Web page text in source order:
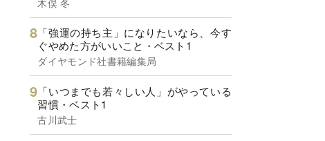
「強運の持ち主」になりたいなら、今す
ぐやめた方がいいこと・ベスト1
ダイヤモンド社書籍編集局
「いつまでも若々しい人」がやっている
習慣・ベスト1
古川武士